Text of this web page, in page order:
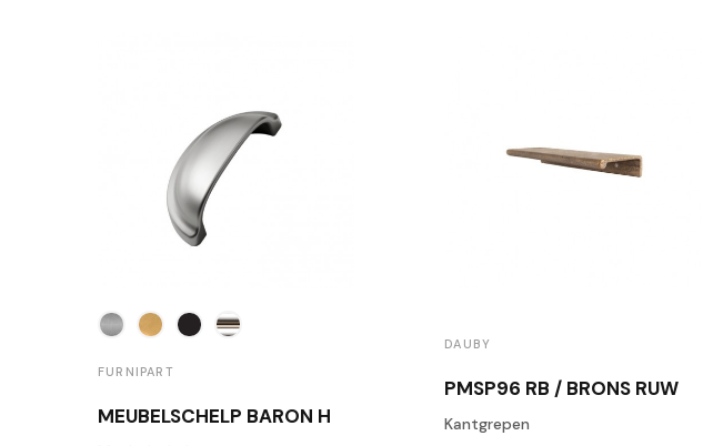
FURNIPART
MEUBELSCHELP BARON H
DAUBY
PMSP96 RB / BRONS RUW
Kantgrepen